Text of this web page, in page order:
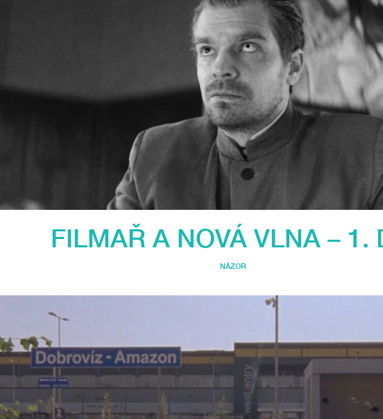
FILMAŘ A NOVÁ VLNA – 1.
NÁZOR